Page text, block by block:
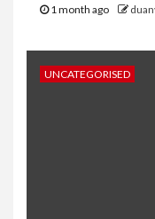
1 month ago
UNCATEGORISED